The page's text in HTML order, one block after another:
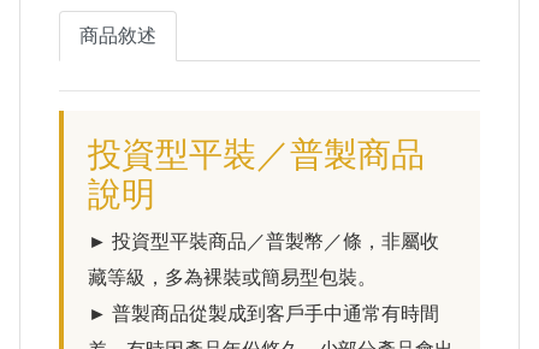
商品敘述
投資型平裝／普製商品
說明
► 投資型平裝商品／普製幣／條，非屬收
藏等級，多為裸裝或簡易型包裝。
► 普製商品從製成到客戶手中通常有時間